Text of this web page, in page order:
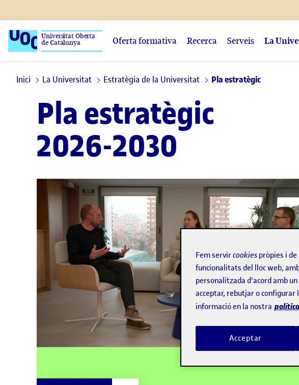
Universitat Oberta
de Catalunya Oferta formativa Recerca Serveis La
Inici La Universitat Estratègia de la Universitat Pla estratègic
Pla estratègic
2026-2030
Fem servircookies pròpies i
funcionalitats del lloc web,
personalitzada d'acord amb
acceptar, rebutjar o configurar
informació en la nostra
Acceptar